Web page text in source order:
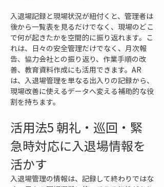
入退場記録と現場状況が紐付くと、管理者は
後から一覧表を見るだけでなく、現場のどこ
で何が起きたかを空間的に振り返れます。こ
れは、日々の安全管理だけでなく、月次報
告、協力会社との振り返り、作業手順の改
善、教育資料作成にも活用できます。AR
は、入退場管理を単なる出入りの記録から、
現場改善に使えるデータへ変える補助的な役
割を持ちます。
活用法5 朝礼・巡回・緊
急時対応に入退場情報を
活かす
入退場管理の情報は、記録して終わりではな